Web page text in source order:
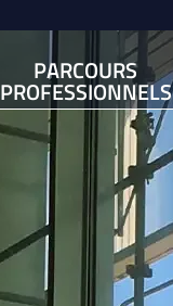
PARCOURS
PROFESSIONNELS